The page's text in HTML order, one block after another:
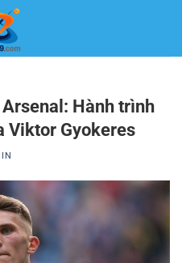
Hành trình
Viktor Gyokeres